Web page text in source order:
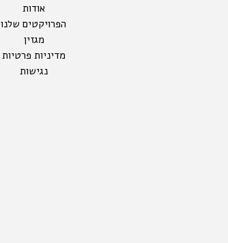
אודות
הפרויקטים שלנו
מגזין
מדיניות פרטיות
נגישות